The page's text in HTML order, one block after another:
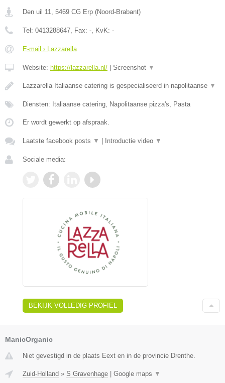
Den uil 11, 5469 CG Erp (Noord-Brabant)
Tel: 0413288647, Fax: -, KvK: -
E-mail › Lazzarella
Website: https://lazzarella.nl/ Screenshot ▼
Lazzarella Italiaanse catering is gespecialiseerd in napolitaanse ▼
Diensten: Italiaanse catering, Napolitaanse pizza's, Pasta
Er wordt gewerkt op afspraak.
Laatste facebook posts ▼ Introductie video ▼
Sociale media:
BEKIJK VOLLEDIG PROFIEL
ManicOrganic
Niet gevestigd in de plaats Eext en in de provincie Drenthe.
Zuid-Holland » S Gravenhage Google maps ▼